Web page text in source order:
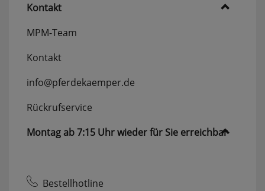
Kontakt
MPM-Team
Kontakt
info@pferdekaemper.de
Rückrufservice
Montag ab 7:15 Uhr wieder für Sie erreichbar
Bestellhotline